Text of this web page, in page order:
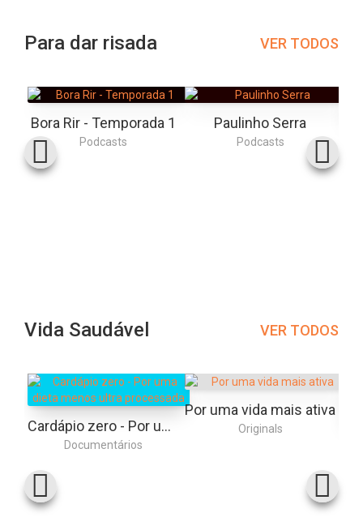
Para dar risada VER TODOS
Bora Rir - Temporada 1
Podcasts
Paulinho Serra
Podcasts
Vida Saudável VER TODOS
Cardápio zero - Por uma dieta menos ultra processada
Documentários
Por uma vida mais ativa
Originals